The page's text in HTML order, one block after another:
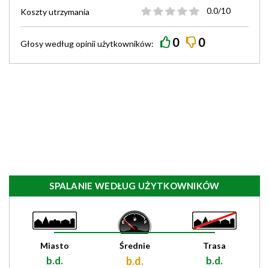
Koszty utrzymania
0.0/10
Głosy wedługopiniiużytkowników: 0 0
SPALANIE WEDŁUG UŻYTKOWNIKÓW
Miasto
b.d.
Średnie
b.d.
Trasa
b.d.